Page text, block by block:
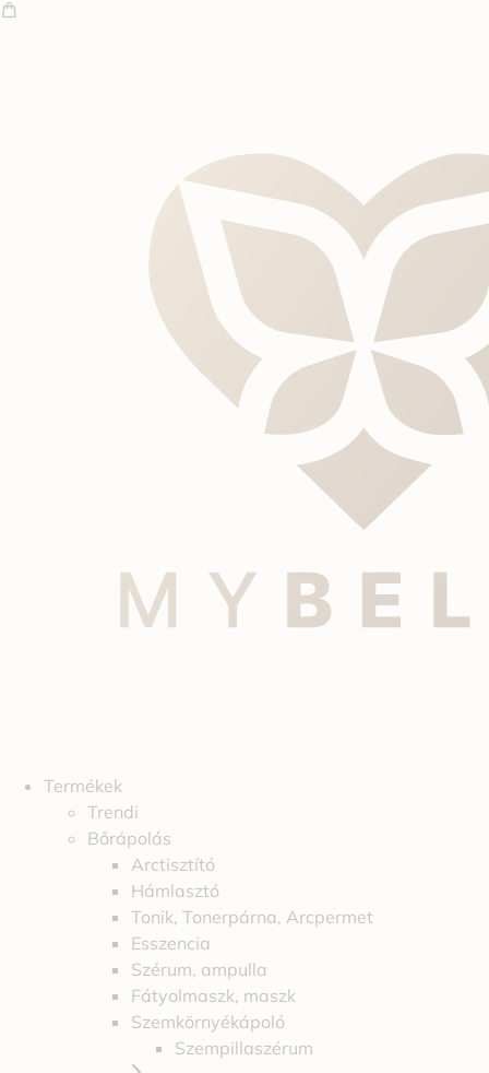
Termékek
Trendi
Bőrápolás
Arctisztító
Hámlasztó
Tonik, Tonerpárna, Arcpermet
Esszencia
Szérum, ampulla
Fátyolmaszk, maszk
Szemkörnyékápoló
Szempillaszérum